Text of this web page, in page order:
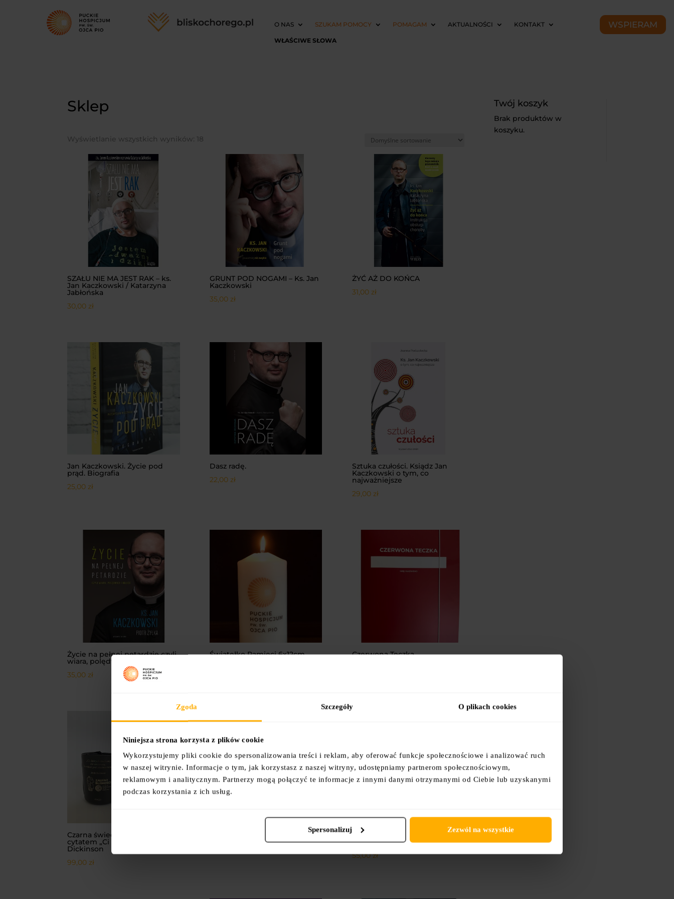
Zgoda Szczegóły O plikach cookies
Niniejsza strona korzysta z plików cookie
Wykorzystujemy pliki cookie do spersonalizowania treści i reklam, aby oferować funkcje społecznościowe i analizować ruch
w naszej witrynie. Informacje o tym, jak korzystasz z naszej witryny, udostępniamy partnerom społecznościowym,
reklamowym i analitycznym. Partnerzy mogą połączyć te informacje z innymi danymi otrzymanymi od Ciebie lub uzyskanymi
podczas korzystania z ich usług.
Spersonalizuj Zezwól na wszystkie
O NAS SZUKAM POMOCY POMAGAM AKTUALNOŚCI KONTAKT
WŁAŚCIWE SŁOWA
WSPIERAM
Sklep
Wyświetlanie wszystkich wyników: 18
SZAŁU NIE MA JEST RAK – ks.
Jan Kaczkowski / Katarzyna
Jabłońska
30,00 zł
GRUNT POD NOGAMI – Ks. Jan
Kaczkowski
35,00 zł
ŻYĆ AŻ DO KOŃCA
31,00 zł
Jan Kaczkowski. Życie pod
prąd. Biografia
25,00 zł
Dasz radę.
22,00 zł
Sztuka czułości. Ksiądz Jan
Kaczkowski o tym, co
najważniejsze
29,00 zł
Życie na pełnej petardzie czyli
wiara, polędwica i miłość
35,00 zł
Światełko Pamięci 6x12cm
Czerwona Teczka
Czarna świeca w szkle z
cytatem „Ci których” Emily
Dickinson
99,00 zł
Męska fioletowa koszulka
„Zaufaj bliskości”
55,00zł
Twój koszyk
Brak produktów w
koszyku.